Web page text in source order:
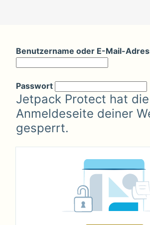
Inhalt
springen
Benutzername oder E-Mail-
Passwort
Jetpack Protect hat die
Anmeldeseite deiner
gesperrt.